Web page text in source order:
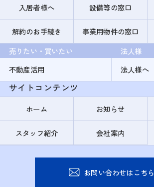
入居者様へ
設備等の窓口
解約のお手続き
事業用物件の窓口
売りたい・買いたい
不動産活用
法人様
法人様へ
サイトコンテンツ
ホーム お知らせ
スタッフ紹介 会社案内
お問い合わせはこちら